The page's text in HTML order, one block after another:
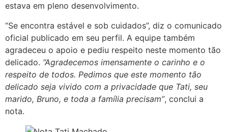
estava em pleno desenvolvimento.
“Se encontra estável e sob cuidados”, diz o comunicado
oficial publicado em seu perfil. A equipe também
agradeceu o apoio e pediu respeito neste momento tão
delicado. “Agradecemos imensamente o carinho e o
respeito de todos. Pedimos que este momento tão
delicado seja vivido com a privacidade que Tati, seu
marido, Bruno, e toda a família precisam”, conclui a
nota.